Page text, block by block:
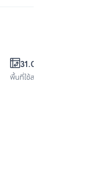
31.07 ตร.ม.
พื้นที่ใช้สอย